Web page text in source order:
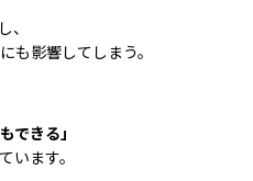
、
も影響してしまう。
できる」
います。